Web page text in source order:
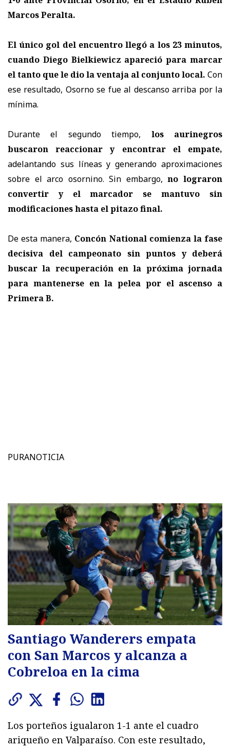
Marcos Peralta.
El único gol del encuentro llegó a los 23 minutos,
cuando Diego Bielkiewicz apareció para marcar
el tanto que le dio la ventaja al conjunto local. Con
ese resultado, Osorno se fue al descanso arriba por la
mínima.
Durante el segundo tiempo, los aurinegros
buscaron reaccionar y encontrar el empate,
adelantando sus líneas y generando aproximaciones
sobre el arco osornino. Sin embargo,no lograron
convertir y el marcador se mantuvo sin
modificaciones hasta el pitazo final.
De esta manera, Concón National comienza la fase
decisiva del campeonato sin puntos y deberá
buscar la recuperación en la próxima jornada
para mantenerse en la pelea por el ascenso a
Primera B.
PURANOTICIA
Santiago Wanderers empata
con San Marcos y alcanza a
Cobreloa en la cima
Los porteños igualaron 1-1 ante el cuadro
ariqueño en Valparaíso. Con este resultado,